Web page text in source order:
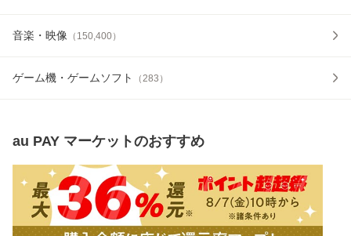
音楽・映像 （ 150,400）
ゲーム機・ゲームソフト （283 ）
au PAY マーケットのおすすめ